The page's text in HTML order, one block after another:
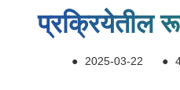
प्रक्रियेतील
● 2025-03-22 ●